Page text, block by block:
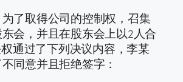
了取得公司的控制权，召集
会，并且在股东会上以2人合
通过了下列决议内容，李某
同意并且拒绝签字：